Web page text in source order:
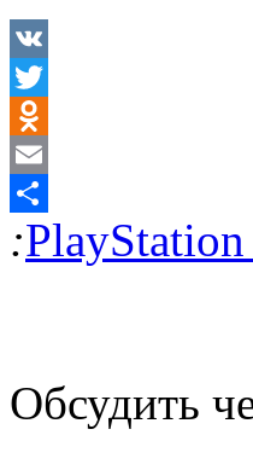
VK
Twitter
Odnoklassniki
Email
Отправить
:
Обсудить